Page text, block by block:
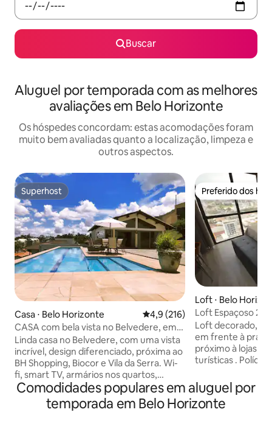
Buscar
Aluguel por temporada com as melhores
avaliações em Belo Horizonte
Os hóspedes concordam: estas acomodações foram
muito bem avaliadas quanto a localização, limpeza e
outros aspectos.
Superhost
Superhost
Casa ⋅ Belo Horizonte 4,9 de uma avaliação média de
4,9 (216)
CASA com bela vista no Belvedere, em
6x sem juros!
Linda casa no Belvedere, com uma vista
incrível, design diferenciado, próxima ao
BH Shopping, Biocor e Vila da Serra. Wi-
fi, smart TV, armários nos quartos,
cozinha, lavanderia, área gourmet e uma
incrível piscina com borda infinita. Fácil
acesso a toda a cidade, próximo a
Preferido dos
Preferido dos
Loft ⋅ Belo
Loft Espaçoso 20º andar região central
de BH
Loft decorado, bem iluminado e arejado,
em frente à praça
próximo à lojas , restaurantes e atrações
turísticas . Polícia
teto, cama queen
confortável. Dispõe de duas Smart TV´s,
forno elétrico,
Comodidades populares em aluguel por
temporada em Belo Horizonte